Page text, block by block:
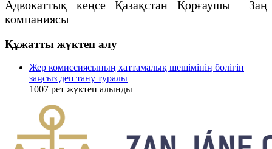
Адвокаттық кеңсе Қазақстан Қорғаушы Заң
компаниясы
Құжатты жүктеп алу
Жер комиссиясының хаттамалық шешімінің бөлігін
заңсыз деп тану туралы
1007 рет жүктеп алынды